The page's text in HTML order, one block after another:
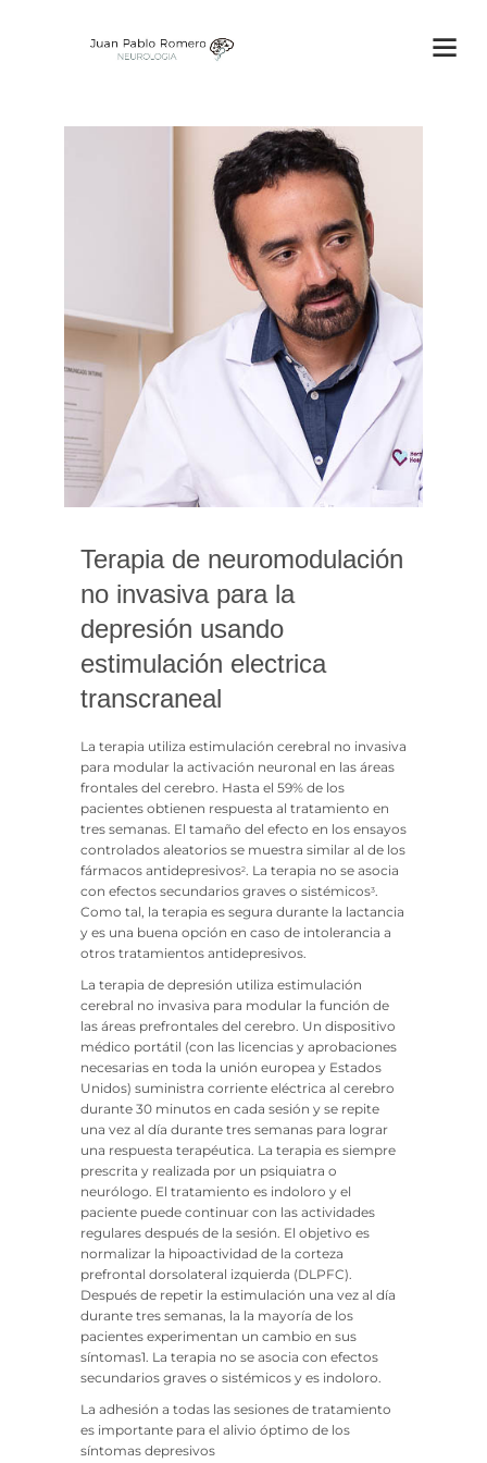
Terapia de neuromodulación
no invasiva para la
depresión usando
estimulación electrica
transcraneal
La terapia utiliza estimulación cerebral no invasiva
para modular la activación neuronal en las áreas
frontales del cerebro. Hasta el 59% de los
pacientes obtienen respuesta al tratamiento en
tres semanas. El tamaño del efecto en los ensayos
controlados aleatorios se muestra similar al de los
fármacos antidepresivos2. La terapia no se asocia
con efectos secundarios graves o sistémicos3.
Como tal, la terapia es segura durante la lactancia
y es una buena opción en caso de intolerancia a
otros tratamientos antidepresivos.
La terapia de depresión utiliza estimulación
cerebral no invasiva para modular la función de
las áreas prefrontales del cerebro. Un dispositivo
médico portátil (con las licencias y aprobaciones
necesarias en toda la unión europea y Estados
Unidos) suministra corriente eléctrica al cerebro
durante 30 minutos en cada sesión y se repite
una vez al día durante tres semanas para lograr
una respuesta terapéutica. La terapia es siempre
prescrita y realizada por un psiquiatra o
neurólogo. El tratamiento es indoloro y el
paciente puede continuar con las actividades
regulares después de la sesión. El objetivo es
normalizar la hipoactividad de la corteza
prefrontal dorsolateral izquierda (DLPFC).
Después de repetir la estimulación una vez al día
durante tres semanas, la la mayoría de los
pacientes experimentan un cambio en sus
síntomas1. La terapia no se asocia con efectos
secundarios graves o sistémicos y es indoloro.
La adhesión a todas las sesiones de tratamiento
es importante para el alivio óptimo de los
síntomas depresivos